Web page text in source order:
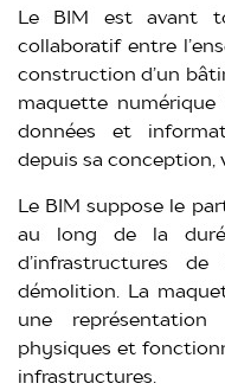
Le BIM est avant
collaboratif entre
construction d’un
maquette numérique
données et
depuis sa conception,
Le BIM suppose le
au long de la
d’infrastructures
démolition. La
une représentation
physiques et
infrastructures.